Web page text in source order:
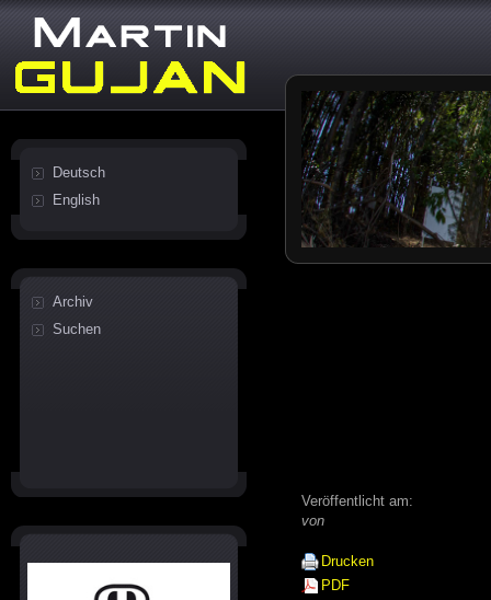
Deutsch
English
Archiv
Suchen
Veröffentlicht am:
von
Drucken
PDF